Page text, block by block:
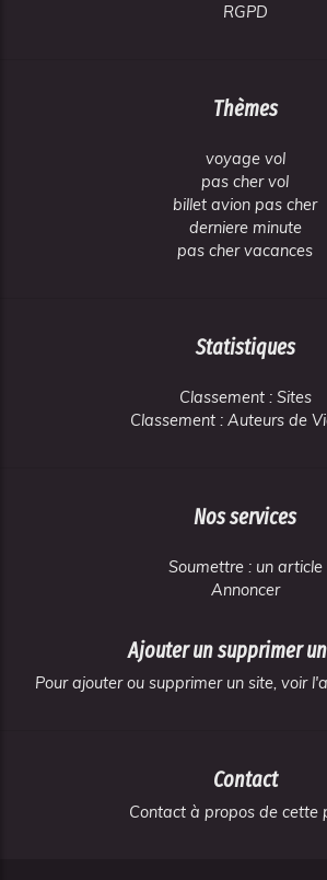
RGPD
Thèmes
voyage vol
pas cher vol
billet avion pas cher
derniere minute
pas cher vacances
Statistiques
Classement : Sites
Classement : Auteurs de
Nos services
Soumettre : un article
Annoncer
Ajouter un supprimer
Pour ajouter ou supprimer un site, voir
Contact
Contact à propos de cette